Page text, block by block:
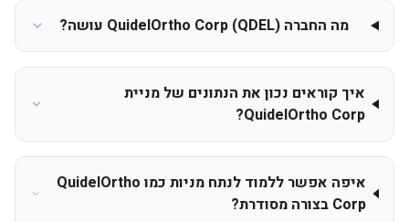
מה החברה QuidelOrtho Corp (QDEL) עושה?
איך קוראים נכון את הנתונים של מניית
QuidelOrtho Corp?
איפה אפשר ללמוד לנתח מניות כמו QuidelOrtho
Corp בצורה מסודרת?